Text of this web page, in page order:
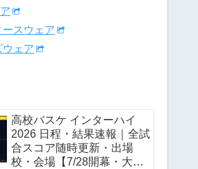
ースウェア
ウェア
高校バスケ インターハイ
2026 日程・結果速報｜全試
合スコア随時更新・出場
校・会場【7/28開幕・大